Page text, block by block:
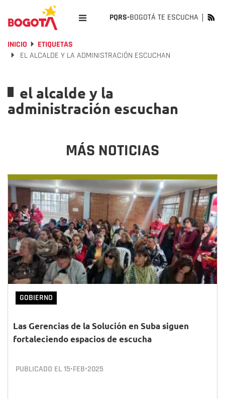
PQRS-BOGOTÁ TE ESCUCHA
INICIO
ETIQUETAS
EL ALCALDE Y LA ADMINISTRACIÓN ESCUCHAN
el alcalde y la
administración escuchan
MÁS NOTICIAS
GOBIERNO
Las Gerencias de la Solución en Suba siguen
fortaleciendo espacios de escucha
PUBLICADO EL15•FEB•2025